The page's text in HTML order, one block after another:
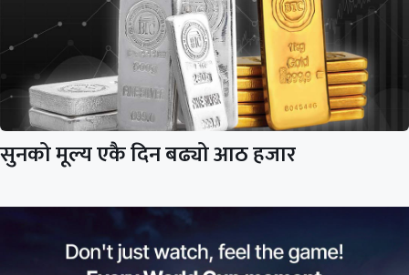
सुनको मूल्य एकै दिन बढ्यो आठ हजार